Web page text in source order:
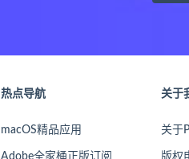
热点导航
macOS精品应用
Adobe全家桶正版订阅
关于
关于
版权